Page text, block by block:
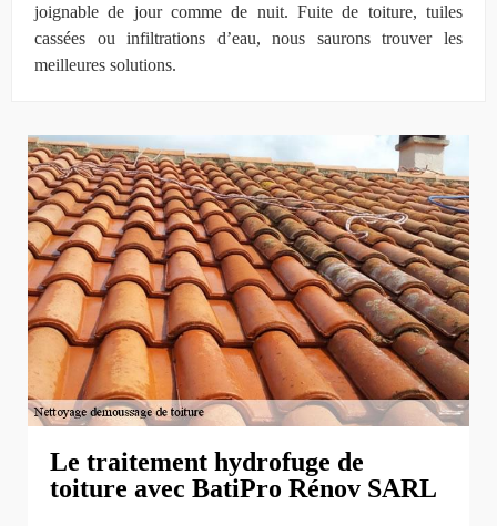
joignable de jour comme de nuit. Fuite de toiture, tuiles
cassées ou infiltrations d’eau, nous saurons trouver les
meilleures solutions.
Le traitement hydrofuge de
toiture avec BatiPro Rénov SARL